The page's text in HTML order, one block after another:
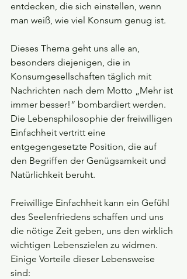
entdecken, die sich einstellen, wenn
man weiß, wie viel Konsum genug ist.
Dieses Thema geht uns alle an,
besonders diejenigen, die in
Konsumgesellschaften täglich mit
Nachrichten nach dem Motto „Mehr ist
immer besser!“ bombardiert werden.
Die Lebensphilosophie der freiwilligen
Einfachheit vertritt eine
entgegengesetzte Position, die auf
den Begriffen der Genügsamkeit und
Natürlichkeit beruht.
Freiwillige Einfachheit kann ein Gefühl
des Seelenfriedens schaffen und uns
die nötige Zeit geben, uns den wirklich
wichtigen Lebenszielen zu widmen.
Einige Vorteile dieser Lebensweise
sind: